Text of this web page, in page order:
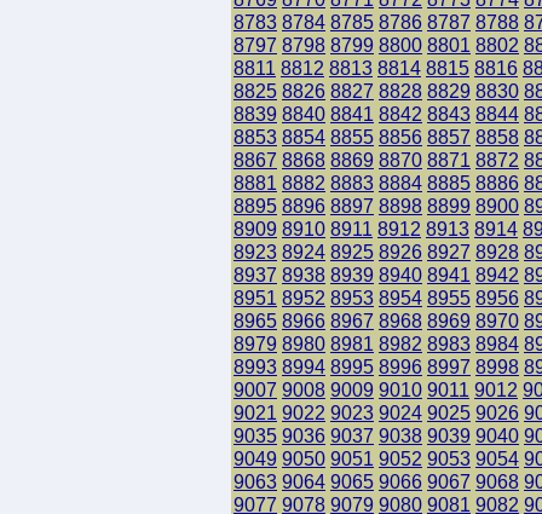
8783 8784 8785 8786 8787 8788
8797 8798 8799 8800 8801 8802
8811 8812 8813 8814 8815 8816
8825 8826 8827 8828 8829 8830
8839 8840 8841 8842 8843 8844
8853 8854 8855 8856 8857 8858
8867 8868 8869 8870 8871 8872
8881 8882 8883 8884 8885 8886
8895 8896 8897 8898 8899 8900
8909 8910 8911 8912 8913 8914
8923 8924 8925 8926 8927 8928
8937 8938 8939 8940 8941 8942
8951 8952 8953 8954 8955 8956
8965 8966 8967 8968 8969 8970
8979 8980 8981 8982 8983 8984
8993 8994 8995 8996 8997 8998
9007 9008 9009 9010 9011 9012
9021 9022 9023 9024 9025 9026
9035 9036 9037 9038 9039 9040
9049 9050 9051 9052 9053 9054
9063 9064 9065 9066 9067 9068
9077 9078 9079 9080 9081 9082